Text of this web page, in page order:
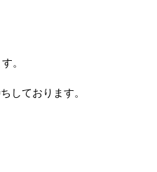
。
しております。